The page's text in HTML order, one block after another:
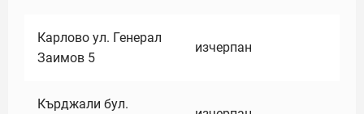
Карлово ул. Генерал
Заимов 5
изчерпан
Кърджали бул.